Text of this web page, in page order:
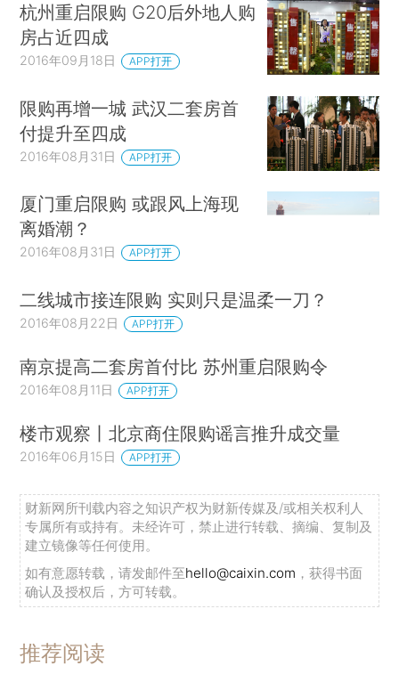
杭州重启限购 G20后外地人购
房占近四成
2016年09月18日 APP打开
限购再增一城 武汉二套房首
付提升至四成
2016年08月31日 APP打开
厦门重启限购 或跟风上海现
离婚潮？
2016年08月31日 APP打开
二线城市接连限购 实则只是温柔一刀？
2016年08月22日 APP打开
南京提高二套房首付比 苏州重启限购令
2016年08月11日 APP打开
楼市观察丨北京商住限购谣言推升成交量
2016年06月15日 APP打开
财新网所刊载内容之知识产权为财新传媒及/或相关权利人
专属所有或持有。未经许可，禁止进行转载、摘编、复制及
建立镜像等任何使用。
如有意愿转载，请发邮件至hello@caixin.com ，获得书面
确认及授权后，方可转载。
推荐阅读